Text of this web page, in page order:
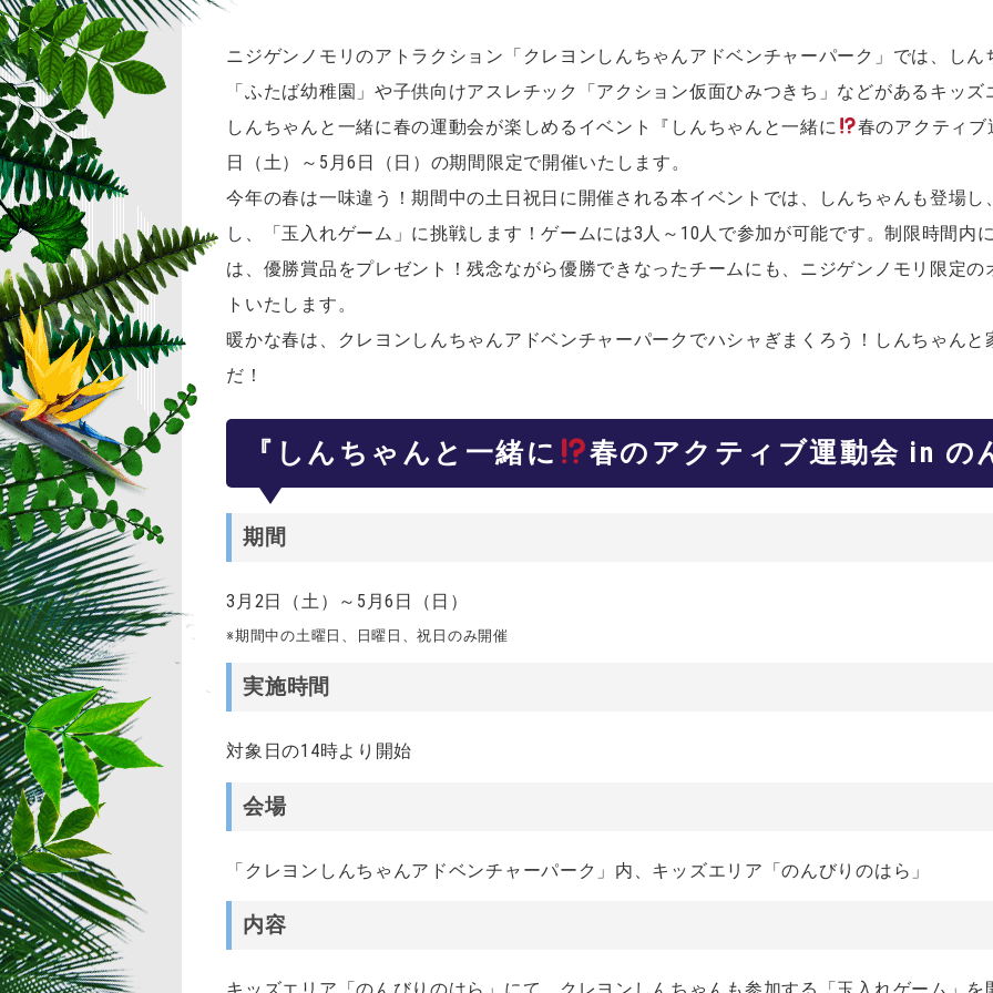
ニジゲンノモリのアトラクション「クレヨンしんちゃんアドベンチャーパーク」では、し
「ふたば幼稚園」や子供向けアスレチック「アクション仮面ひみつきち」などがあるキッ
しんちゃんと一緒に春の運動会が楽しめるイベント『しんちゃんと一緒に
春のアクティブ
日（土）～5月6日（日）の期間限定で開催いたします。
今年の春は一味違う！期間中の土日祝日に開催される本イベントでは、しんちゃんも登場
し、「玉入れゲーム」に挑戦します！ゲームには3人～10人で参加が可能です。制限時間内
は、優勝賞品をプレゼント！残念ながら優勝できなったチームにも、ニジゲンノモリ限定
トいたします。
暖かな春は、クレヨンしんちゃんアドベンチャーパークでハシャぎまくろう！しんちゃん
だ！
『しんちゃんと一緒に 春のアクティブ運動会 in の
期間
3月2日（土）～5月6日（日）
※期間中の土曜日、日曜日、祝日のみ開催
実施時間
対象日の14時より開始
会場
「クレヨンしんちゃんアドベンチャーパーク」内、キッズエリア「のんびりのはら」
内容